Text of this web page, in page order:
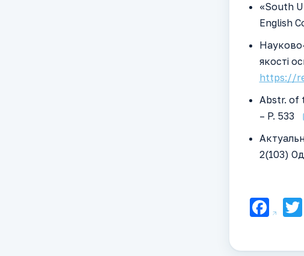
«South
English
якості
https://
Abstr. of
– P. 533
2(103)